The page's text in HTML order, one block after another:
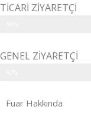
TİCARİ ZİYARETÇİ
GENEL ZİYARETÇİ
Fuar Hakkında